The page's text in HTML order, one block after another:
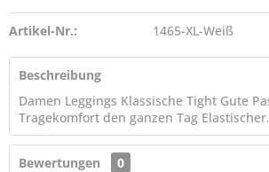
Artikel-Nr.: 1465-XL-Weiß
Beschreibung
Damen Leggings Klassische Tight Gute
Tragekomfort den ganzen Tag
Bewertungen
0